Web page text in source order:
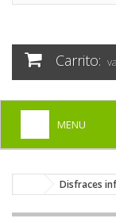
Carrito:
MENU
DISFRACES PARA
Disfraces